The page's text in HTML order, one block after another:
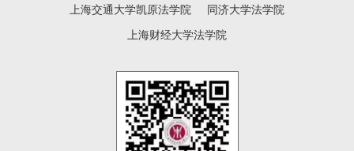
上海交通大学凯原法学院
同济大学法学院
上海财经大学法学院